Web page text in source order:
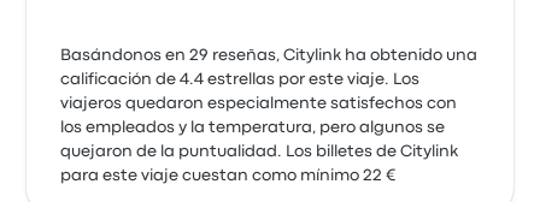
Basándonos en 29 reseñas, Citylink ha obtenido una
calificación de 4.4 estrellas por este viaje. Los
viajeros quedaron especialmente satisfechos con
los empleados y la temperatura, pero algunos se
quejaron de la puntualidad. Los billetes de Citylink
para este viaje cuestan como mínimo 22 €